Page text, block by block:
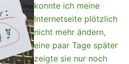
konnte ich meine
Internetseite plötzlich
nicht mehr ändern,
eine paar Tage später
zeigte sie nur noch